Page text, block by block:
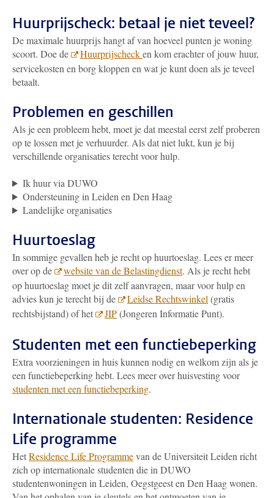
Huurprijscheck: betaal je niet teveel?
De maximale huurprijs hangt af van hoeveel punten je woning
scoort. Doe de
Huurprijschecken kom erachter of jouw huur,
servicekosten en borg kloppen en wat je kunt doen als je teveel
betaalt.
Problemen en geschillen
Als je een probleem hebt, moet je dat meestal eerst zelf proberen
op te lossen met je verhuurder. Als dat niet lukt, kun je bij
verschillende organisaties terecht voor hulp.
Ik huur via DUWO
Ondersteuning in Leiden en Den Haag
Landelijke organisaties
Huurtoeslag
In sommige gevallen heb je recht op huurtoeslag. Lees er meer
over op de
website van de Belastingdienst. Als je recht hebt
op huurtoeslag moet je dit zelf aanvragen, maar voor hulp en
advies kun je terecht bij de
Leidse Rechtswinkel (gratis
rechtsbijstand) of het
JIP(Jongeren Informatie Punt).
Studenten met een functiebeperking
Extra voorzieningen in huis kunnen nodig en welkom zijn als je
een functiebeperking hebt. Lees meer over huisvesting voor
studenten met een functiebeperking.
Internationale studenten: Residence
Life programme
HetResidence Life Programmevan de Universiteit Leiden richt
zich op internationale studenten die in DUWO
studentenwoningen in Leiden, Oegstgeest en Den Haag wonen.